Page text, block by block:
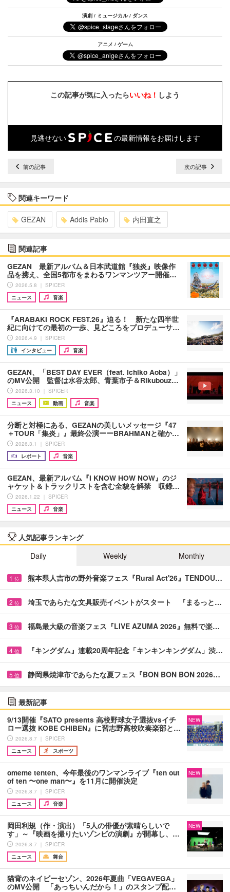
演劇 / ミュージカル / ダンス
アニメ / ゲーム
この記事が気に入ったらいいね！ しよう
見逃せない の最新情報をお届けします
前の記事 次の記事
関連キーワード
GEZAN Addis Pablo 内田直之
関連記事
GEZAN 最新アルバム＆日本武道館『独炎』映像作
品を携え、全国5都市をまわるワンマンツアー開催…
2026.5.8 ｜ SPICER
ニュース
音楽
『ARABAKI ROCK FEST.26』迫る！ 新たな四半世
紀に向けての最初の一歩、見どころをプロデューサ…
2026.4.9 ｜ SPICER
インタビュー
音楽
GEZAN、「BEST DAY EVER（feat. Ichiko Aoba）」
のMV公開 監督は水谷太郎、青葉市子＆Rikubouz…
2026.3.10 ｜ SPICER
ニュース
動画 音楽
分断と対極にある、GEZANの美しいメッセージ『47
＋TOUR「集炎」』最終公演ーーBRAHMANと確か…
2026.3.1 ｜ SPICER
レポート
音楽
GEZAN、最新アルバム『I KNOW HOW NOW』のジ
ャケット＆トラックリストを含む全貌を解禁 収録…
2026.1.22 ｜ SPICER
ニュース
音楽
人気記事ランキング
Daily
Weekly Monthly
1 位 熊本県人吉市の野外音楽フェス『Rural Act'26』TENDOU…
2 位 埼玉であらたな文具販売イベントがスタート 『まるっと…
3 位 福島最大級の音楽フェス『LIVE AZUMA 2026』無料で楽…
4 位 『キングダム』連載20周年記念「キンキンキングダム」渋…
5 位 静岡県焼津市であらたな夏フェス『BON BON BON 2026…
最新記事
9/13開催『SATO presents 高校野球女子選抜vsイチ
ロー選抜 KOBE CHIBEN』に習志野高校吹奏楽部と…
2026.8.7 ｜ SPICER
ニュース
スポーツ
NEW
omeme tenten、今年最後のワンマンライブ『ten out
of ten 〜one man〜』を11月に開催決定
2026.8.7 ｜ SPICER
ニュース
音楽
NEW
岡田利規（作・演出）「5人の俳優が素晴らしいで
す」～『映画を撮りたいゾンビの演劇』が開幕し、…
2026.8.7 ｜ SPICER
ニュース
舞台
NEW
猫背のネイビーセゾン、2026年夏曲「VEGAVEGA」
のMV公開 「あっちいんだから！」のスタンプ配…